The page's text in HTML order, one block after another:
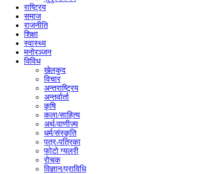
राष्ट्रिय
समाज
राजनीति
शिक्षा
स्वास्थ्य
मनोरञ्जन
विविध
खेलकुद
विचार
अन्तराष्ट्रिय
अन्तर्वार्ता
कृषि
कला/साहित्य
अर्थ/वाणीज्य
धर्म/संस्कृति
पत्र-पत्रिका
फोटो ग्यलरी
रोचक
विज्ञान/प्राविधि